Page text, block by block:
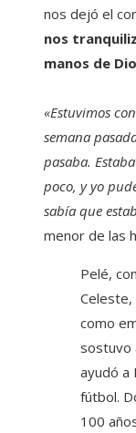
nos dejó el
nos
manos de
«Estuvimos
semana
pasaba.
poco, y yo
sabía que
menor de las
Pelé,
como
sostuvo
ayudó a
fútbol.
100